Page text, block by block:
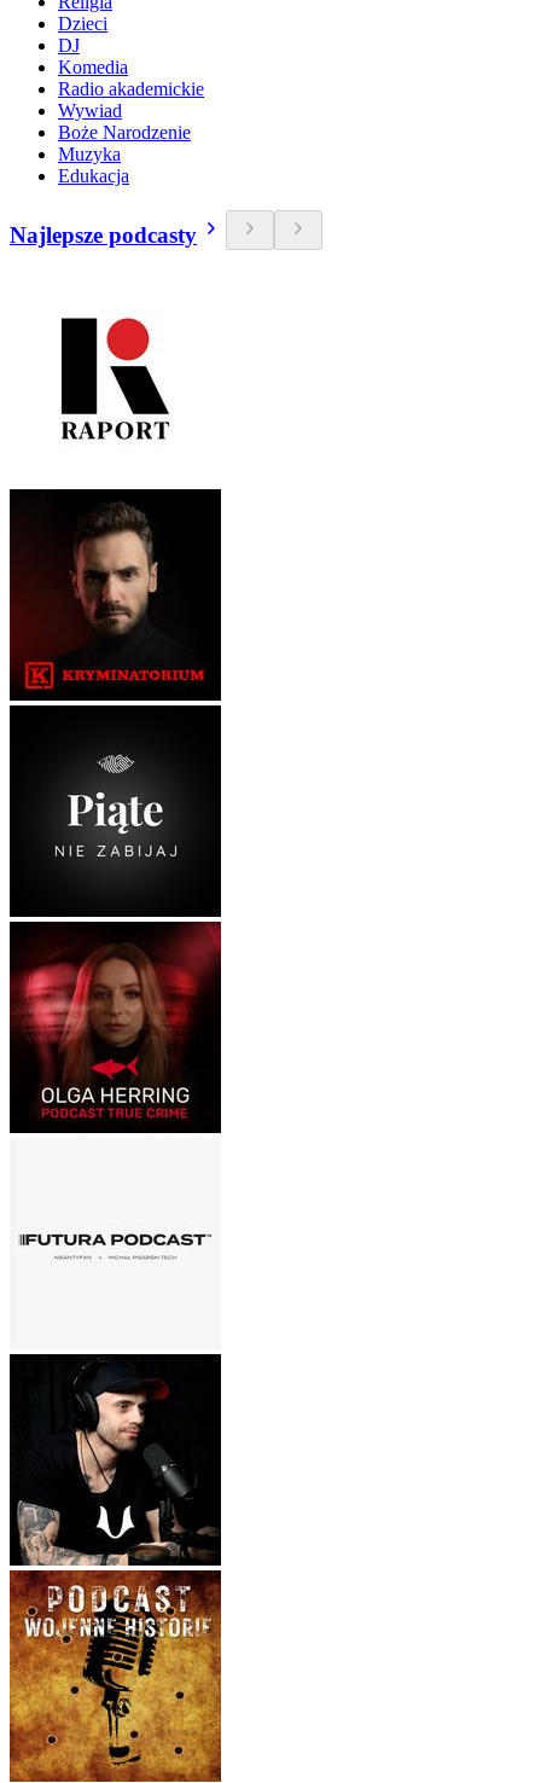
Dzieci
DJ
Komedia
Radio akademickie
Wywiad
Boże Narodzenie
Muzyka
Edukacja
Najlepsze podcasty